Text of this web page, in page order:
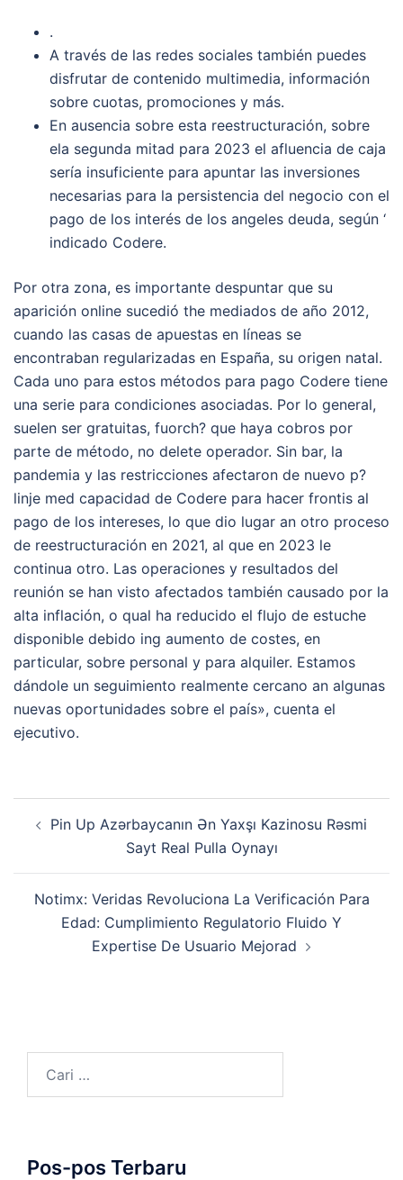
.
A través de las redes sociales también puedes
disfrutar de contenido multimedia, información
sobre cuotas, promociones y más.
En ausencia sobre esta reestructuración, sobre
ela segunda mitad para 2023 el afluencia de caja
sería insuficiente para apuntar las inversiones
necesarias para la persistencia del negocio con el
pago de los interés de los angeles deuda, según ‘
indicado Codere.
Por otra zona, es importante despuntar que su
aparición online sucedió the mediados de año 2012,
cuando las casas de apuestas en líneas se
encontraban regularizadas en España, su origen natal.
Cada uno para estos métodos para pago Codere tiene
una serie para condiciones asociadas. Por lo general,
suelen ser gratuitas, fuorch? que haya cobros por
parte de método, no delete operador. Sin bar, la
pandemia y las restricciones afectaron de nuevo p?
linje med capacidad de Codere para hacer frontis al
pago de los intereses, lo que dio lugar an otro proceso
de reestructuración en 2021, al que en 2023 le
continua otro. Las operaciones y resultados del
reunión se han visto afectados también causado por la
alta inflación, o qual ha reducido el flujo de estuche
disponible debido ing aumento de costes, en
particular, sobre personal y para alquiler. Estamos
dándole un seguimiento realmente cercano an algunas
nuevas oportunidades sobre el país», cuenta el
ejecutivo.
Tulisan
Pin Up Azərbaycanın Ən Yaxşı Kazinosu Rəsmi
Sayt Real Pulla Oynayı
Notimx: Veridas Revoluciona La Verificación Para
Edad: Cumplimiento Regulatorio Fluido Y
Expertise De Usuario Mejorad
untuk:
Pos-pos Terbaru